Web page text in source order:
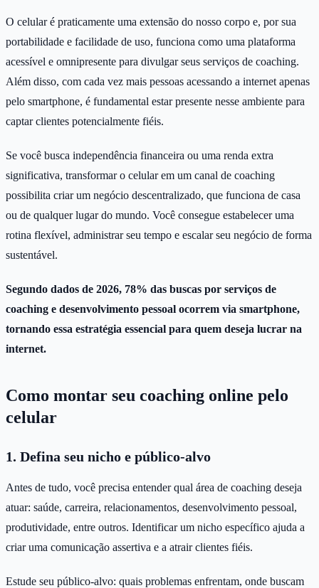
O celular é praticamente uma extensão do nosso corpo e, por sua
portabilidade e facilidade de uso, funciona como uma plataforma
acessível e omnipresente para divulgar seus serviços de coaching.
Além disso, com cada vez mais pessoas acessando a internet apenas
pelo smartphone, é fundamental estar presente nesse ambiente para
captar clientes potencialmente fiéis.
Se você busca independência financeira ou uma renda extra
significativa, transformar o celular em um canal de coaching
possibilita criar um negócio descentralizado, que funciona de casa
ou de qualquer lugar do mundo. Você consegue estabelecer uma
rotina flexível, administrar seu tempo e escalar seu negócio de forma
sustentável.
Segundo dados de 2026, 78% das buscas por serviços de
coaching e desenvolvimento pessoal ocorrem via smartphone,
tornando essa estratégia essencial para quem deseja lucrar na
internet.
Como montar seu coaching online pelo
celular
1. Defina seu nicho e público-alvo
Antes de tudo, você precisa entender qual área de coaching deseja
atuar: saúde, carreira, relacionamentos, desenvolvimento pessoal,
produtividade, entre outros. Identificar um nicho específico ajuda a
criar uma comunicação assertiva e a atrair clientes fiéis.
Estude seu público-alvo: quais problemas enfrentam, onde buscam